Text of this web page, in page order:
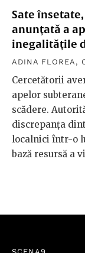
Sate
anunțată a
inegalitățile
ADINA FLOREA ,
Cercetătorii
apelor
scădere.
discrepanța
localnici într-o
bază resursă a